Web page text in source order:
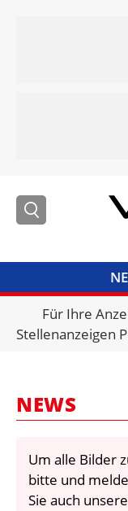
Für Ihre
Stellenanzeigen
NEWS
Um alle Bilder
bitte und
Sie auch